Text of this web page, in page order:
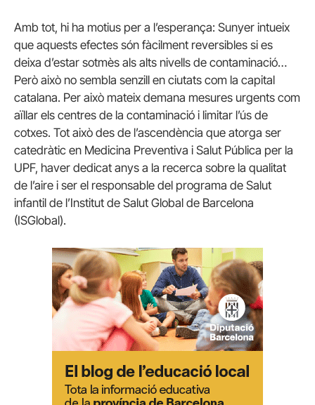
Amb tot, hi ha motius per a l’esperança: Sunyer intueix
que aquests efectes són fàcilment reversibles si es
deixa d’estar sotmès als alts nivells de contaminació…
Però això no sembla senzill en ciutats com la capital
catalana. Per això mateix demana mesures urgents com
aïllar els centres de la contaminació i limitar l’ús de
cotxes. Tot això des de l’ascendència que atorga ser
catedràtic en Medicina Preventiva i Salut Pública per la
UPF, haver dedicat anys a la recerca sobre la qualitat
de l’aire i ser el responsable del programa de Salut
infantil de l’Institut de Salut Global de Barcelona
(ISGlobal).